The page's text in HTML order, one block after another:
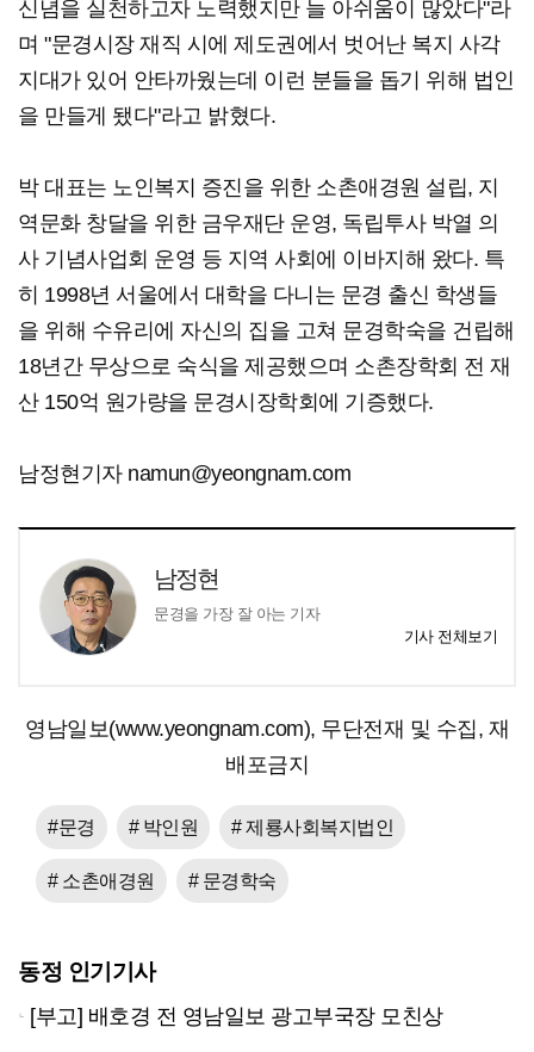
신념을 실천하고자 노력했지만 늘 아쉬움이 많았다"라
며 "문경시장 재직 시에 제도권에서 벗어난 복지 사각
지대가 있어 안타까웠는데 이런 분들을 돕기 위해 법인
을 만들게 됐다"라고 밝혔다.
박 대표는 노인복지 증진을 위한 소촌애경원 설립, 지
역문화 창달을 위한 금우재단 운영, 독립투사 박열 의
사 기념사업회 운영 등 지역 사회에 이바지해 왔다. 특
히 1998년 서울에서 대학을 다니는 문경 출신 학생들
을 위해 수유리에 자신의 집을 고쳐 문경학숙을 건립해
18년간 무상으로 숙식을 제공했으며 소촌장학회 전 재
산 150억 원가량을 문경시장학회에 기증했다.
남정현기자 namun@yeongnam.com
남정현
문경을 가장 잘 아는 기자
기사 전체보기
영남일보(www.yeongnam.com), 무단전재 및 수집, 재
배포금지
#문경 # 박인원 # 제룡사회복지법인
# 소촌애경원 # 문경학숙
동정 인기기사
[부고] 배호경 전 영남일보 광고부국장 모친상